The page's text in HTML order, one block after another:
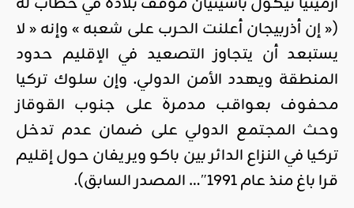
(« إن أذربيجان أعلنت الحرب على شعبه » وإنه « لا
يستبعد أن يتجاوز التصعيد في الإقليم حدود
المنطقة ويهدد الأمن الدولي. وإن سلوك تركيا
محفوف بعواقب مدمرة على جنوب القوقاز
وحث المجتمع الدولي على ضمان عدم تدخل
تركيا في النزاع الدائر بين باكو ويريفان حول إقليم
قرا باغ منذ عام 1991″… المصدر السابق).